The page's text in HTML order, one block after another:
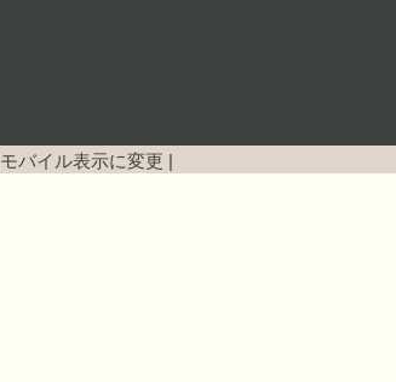
モバイル表示に変更